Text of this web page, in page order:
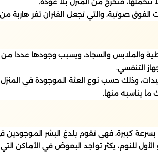
صوتية، والتي تجعل الفئران تفر هاربة
والملابس والسجاد، ويسبب وجودها عددا من
التنفسي.
وذلك حسب نوع العثة الموجودة في
ما يناسبه منها.
كبيرة، فهي تقوم بلدغ البشر
للنوم، يكثر تواجد البعوض في الأماكن